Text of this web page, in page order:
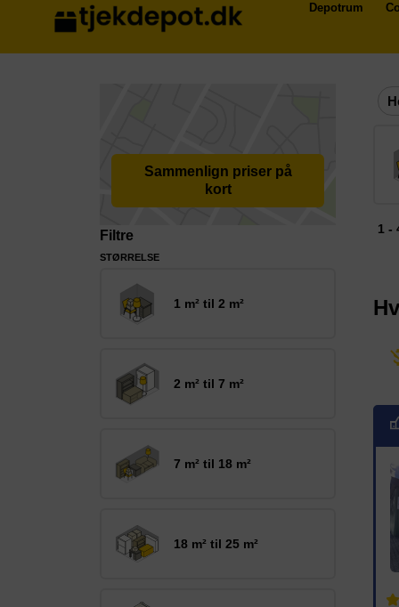
Depotrum
Sammenlign priser på
kort
Filtre
STØRRELSE
1 m² til 2 m²
2 m² til 7 m²
7 m² til 18 m²
18 m² til 25 m²
1 -